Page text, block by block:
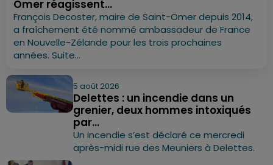
Omer réagissent...
François Decoster, maire de Saint-Omer depuis 2014,
a fraîchement été nommé ambassadeur de France
en Nouvelle-Zélande pour les trois prochaines
années. Suite...
5 août 2026
Delettes : un incendie dans un
grenier, deux hommes intoxiqués
par...
Un incendie s’est déclaré ce mercredi
après-midi rue des Meuniers à Delettes.